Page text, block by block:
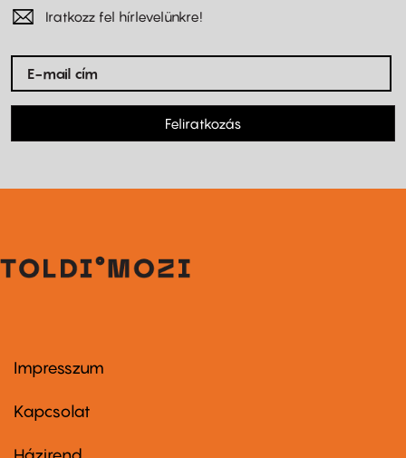
Iratkozz fel hírlevelünkre!
Feliratkozás
Footer
first
Impresszum
Kapcsolat